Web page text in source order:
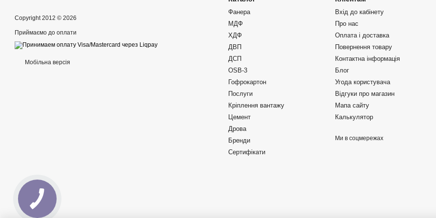
Copyright 2012 © 2026
Приймаємо до оплати
Мобільна версія
Фанера
МДФ
ХДФ
ДВП
ДСП
OSB-3
Гофрокартон
Послуги
Кріплення вантажу
Цемент
Дрова
Бренди
Сертифікати
Вхід до кабінету
Про нас
Оплата і доставка
Повернення товару
Контактна інформація
Блог
Угода користувача
Відгуки про магазин
Мапа сайту
Калькулятор
Ми в соцмережах